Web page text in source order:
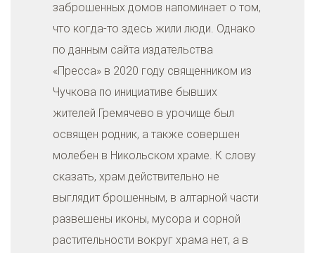
заброшенных домов напоминает о том,
что когда-то здесь жили люди. Однако
по данным сайта издательства
«Пресса» в 2020 году священником из
Чучкова по инициативе бывших
жителей Гремячево в урочище был
освящен родник, а также совершен
молебен в Никольском храме. К слову
сказать, храм действительно не
выглядит брошенным, в алтарной части
развешены иконы, мусора и сорной
растительности вокруг храма нет, а в